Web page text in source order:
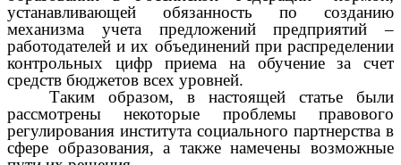
устанавливающей обязанность по созданию
механизма учета предложений предприятий –
работодателей и их объединений при распределении
контрольных цифр приема на обучение за счет
средств бюджетов всех уровней.
Таким образом, в настоящей статье были
рассмотрены некоторые проблемы правового
регулирования института социального партнерства в
сфере образования, а также намечены возможные